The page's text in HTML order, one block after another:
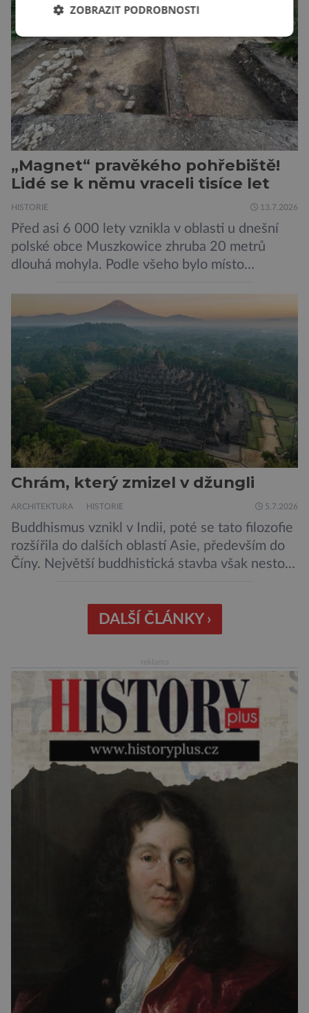
čekal transport do […]
„Magnet“ pravěkého pohřebiště!
Lidé se k němu vraceli tisíce let
HISTORIE 13.7.2026
Před asi 6 000 lety vznikla v oblasti u dnešní
polské obce Muszkowice zhruba 20 metrů
dlouhá mohyla. Podle všeho bylo místo
soudí z dalších, o dost mladších kruhových
mohyl, které se nacházejí v ose té starší. Na
archeologických pracích se podíleli experti ze
Západočeské univerzity v Plzni, […]
Chrám, který zmizel v džungli
ARCHITEKTURA HISTORIE 5.7.2026
Buddhismus vznikl v Indii, poté se tato filozofie
rozšířila do dalších oblastí Asie, především do
Číny. Největší buddhistická stavba však nestojí
ostrově, který patří Indonésii Velkolepý chrám
zvaný Borobudur vznikl někdy kolem roku 800.
DALŠÍ ČLÁNKY ›
ZOBRAZIT PODROBNOSTI